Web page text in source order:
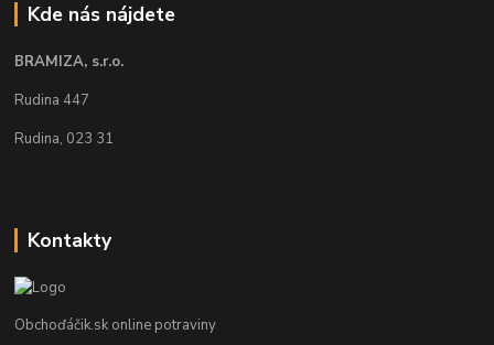
Kde nás nájdete
BRAMIZA, s.r.o.
Rudina 447
Rudina, 023 31
Kontakty
Obchoďáčik.sk online potraviny